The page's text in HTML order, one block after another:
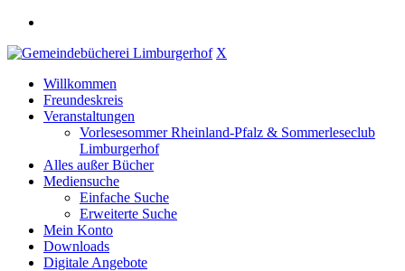
X
Willkommen
Freundeskreis
Veranstaltungen
Vorlesesommer Rheinland-Pfalz & Sommerleseclub
Limburgerhof
Alles außer Bücher
Mediensuche
Einfache Suche
Erweiterte Suche
Mein Konto
Downloads
Digitale Angebote